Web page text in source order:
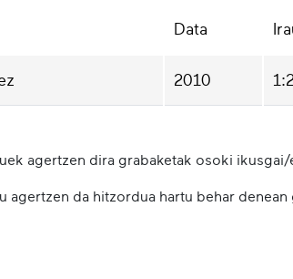
Data
2010
agertzen dira grabaketak osoki
agertzen da hitzordua hartu behar